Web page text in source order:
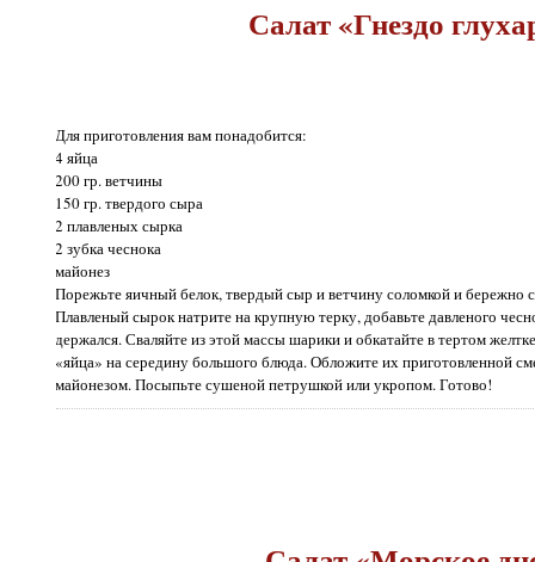
Салат «Гнездо
Для приготовления вам понадобится:
4 яйца
200 гр. ветчины
150 гр. твердого сыра
2 плавленых сырка
2 зубка чеснока
майонез
Порежьте яичный белок, твердый сыр и ветчину соломкой и бережно
Плавленый сырок натрите на крупную терку, добавьте давленого
держался. Сваляйте из этой массы шарики и обкатайте в тертом
«яйца» на середину большого блюда. Обложите их приготовленной
майонезом. Посыпьте сушеной петрушкой или укропом. Готово!